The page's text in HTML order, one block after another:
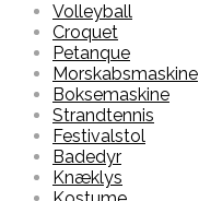
Volleyball
Croquet
Petanque
Morskabsmaskine
Boksemaskine
Strandtennis
Festivalstol
Badedyr
Knæklys